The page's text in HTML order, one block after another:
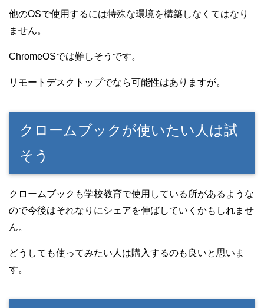
他のOSで使用するには特殊な環境を構築しなくてはなり
ません。
ChromeOSでは難しそうです。
リモートデスクトップでなら可能性はありますが。
クロームブックが使いたい人は試
そう
クロームブックも学校教育で使用している所があるような
ので今後はそれなりにシェアを伸ばしていくかもしれませ
ん。
どうしても使ってみたい人は購入するのも良いと思いま
す。